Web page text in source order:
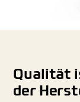
Qualität
der